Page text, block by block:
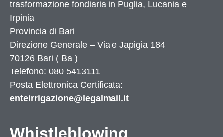
trasformazione fondiaria in Puglia, Lucania e
Irpinia
Provincia di Bari
Direzione Generale – Viale Japigia 184
70126 Bari ( Ba )
Telefono: 080 5413111
Posta Elettronica Certificata:
enteirrigazione@legalmail.it
Whistleblowing